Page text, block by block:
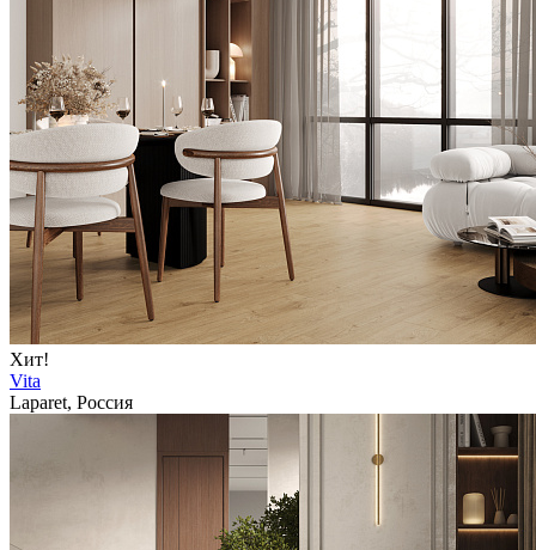
Хит!
Vita
Laparet, Россия